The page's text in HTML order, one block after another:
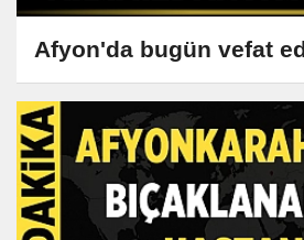
Afyon'da bugün vefat